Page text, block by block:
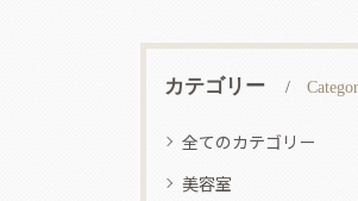
カテゴリー
全てのカテゴリー
美容室